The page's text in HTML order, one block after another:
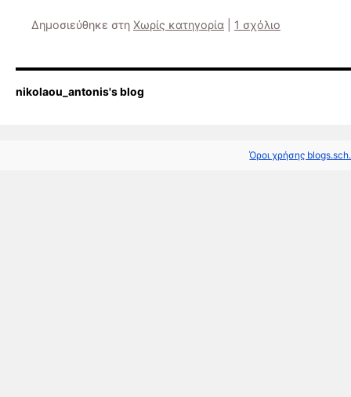
Δημοσιεύθηκε στη Χωρίς κατηγορία 1 σχόλιο
nikolaou_antonis's blog
Όροι χρήσης